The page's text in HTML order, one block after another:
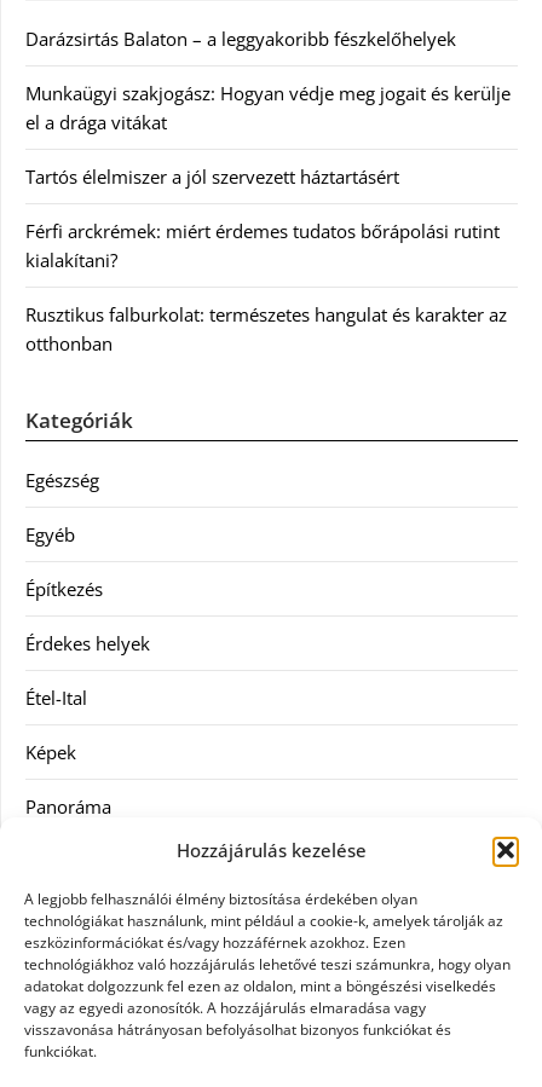
Hozzájárulás kezelése
A legjobb felhasználói élmény biztosítása érdekében olyan
technológiákat használunk, mint például a cookie-k, amelyek tárolják az
eszközinformációkat és/vagy hozzáférnek azokhoz. Ezen
technológiákhoz való hozzájárulás lehetővé teszi számunkra, hogy olyan
adatokat dolgozzunk fel ezen az oldalon, mint a böngészési viselkedés
vagy az egyedi azonosítók. A hozzájárulás elmaradása vagy
visszavonása hátrányosan befolyásolhat bizonyos funkciókat és
funkciókat.
Darázsirtás Balaton – a leggyakoribb fészkelőhelyek
Munkaügyi szakjogász: Hogyan védje meg jogait és kerülje
el a drága vitákat
Tartós élelmiszer a jól szervezett háztartásért
Férfi arckrémek: miért érdemes tudatos bőrápolási rutint
kialakítani?
Rusztikus falburkolat: természetes hangulat és karakter az
otthonban
Kategóriák
Egészség
Egyéb
Építkezés
Érdekes helyek
Étel-Ital
Képek
Panoráma
Szolgáltatás
Vásárlás
Webáruházak